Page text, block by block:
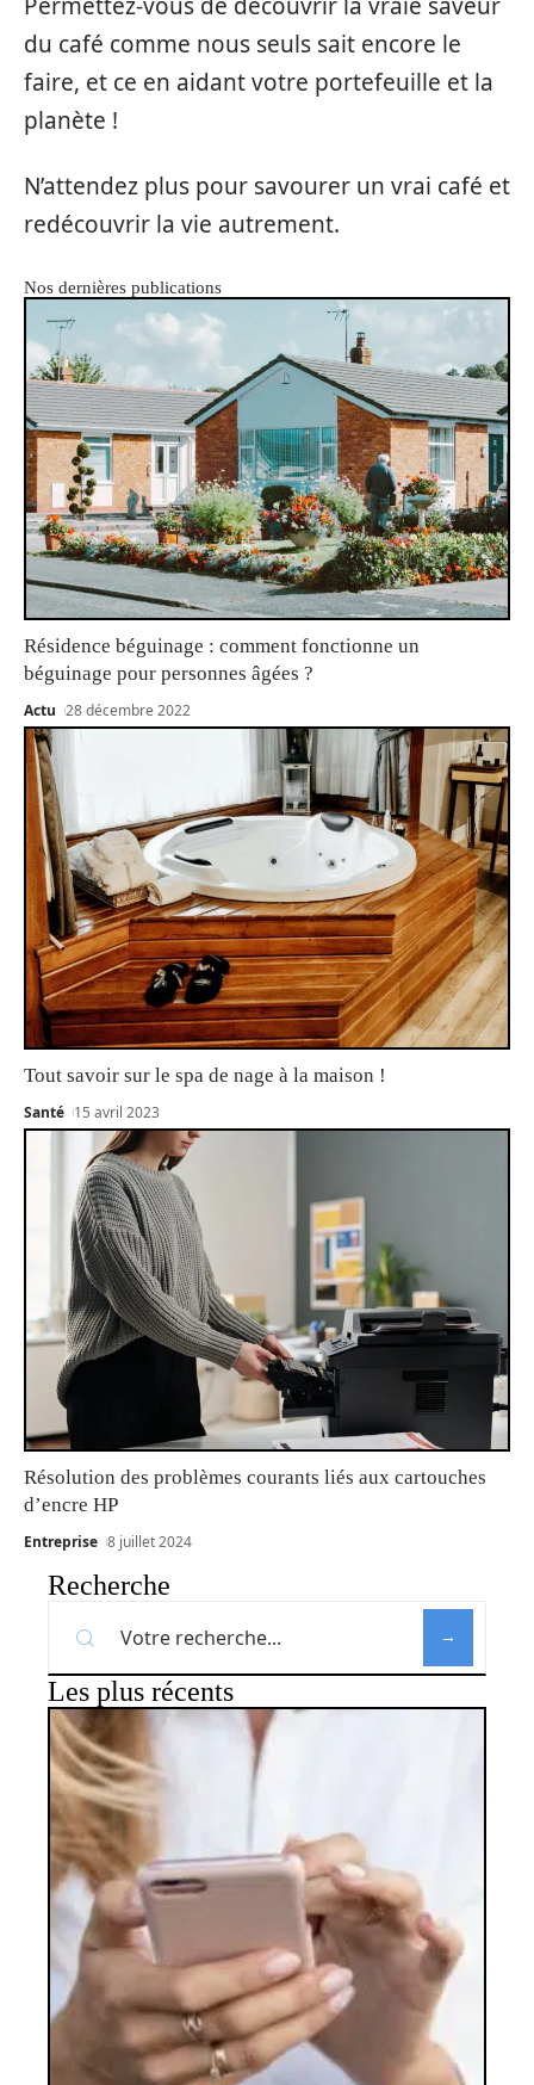
du café comme nous seuls sait encore le
faire, et ce en aidant votre portefeuille et la
planète !
N’attendez plus pour savourer un vrai café et
redécouvrir la vie autrement.
Nos dernières publications
Résidence béguinage : comment fonctionne un
béguinage pour personnes âgées ?
Actu 28 décembre 2022
Tout savoir sur le spa de nage à la maison !
Santé 15 avril 2023
Résolution des problèmes courants liés aux cartouches
d’encre HP
Entreprise 8 juillet 2024
Recherche
Les plus récents